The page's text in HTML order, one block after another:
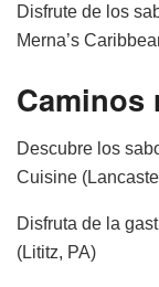
Disfrute de los
Merna’s
Caminos
Descubre los
Cuisine
Disfruta de la
(Lititz, PA)